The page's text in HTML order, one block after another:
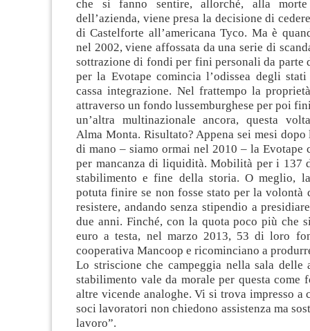
che si fanno sentire, allorché, alla
dell’azienda, viene presa la decisione di
di Castelforte all’americana Tyco. Ma è
nel 2002, viene affossata da una serie di
sottrazione di fondi per fini personali da parte
per la Evotape comincia l’odissea degli
cassa integrazione. Nel frattempo la
attraverso un fondo lussemburghese per poi
un’altra multinazionale ancora, questa
Alma Monta. Risultato? Appena sei mesi
di mano – siamo ormai nel 2010 – la Evotape
per mancanza di liquidità. Mobilità per i 137
stabilimento e fine della storia. O meglio,
potuta finire se non fosse stato per la volontà
resistere, andando senza stipendio a
due anni. Finché, con la quota poco più che
euro a testa, nel marzo 2013, 53 di loro
cooperativa Mancoop e ricominciano a
Lo striscione che campeggia nella sala delle
stabilimento vale da morale per questa come
altre vicende analoghe. Vi si trova impresso a
soci lavoratori non chiedono assistenza ma
lavoro”.